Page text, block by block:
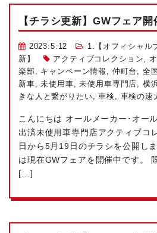
【チラシ更新】GWフェア開
2023.5.12 1.【オフィシャル
新】
アクティブコレクション
楽部
キャンペーン情報 仲町台 ,全
新車 ,未使用車 ,未使用車専門店 ,横
きな人と繋がりたい ,車検 車検の速
こんにちは オールメーカー･オー
出済未使用車専門店アクティブコ
日から5月19日のチラシを公開し
は現在GWフェアを開催中です。
[…]